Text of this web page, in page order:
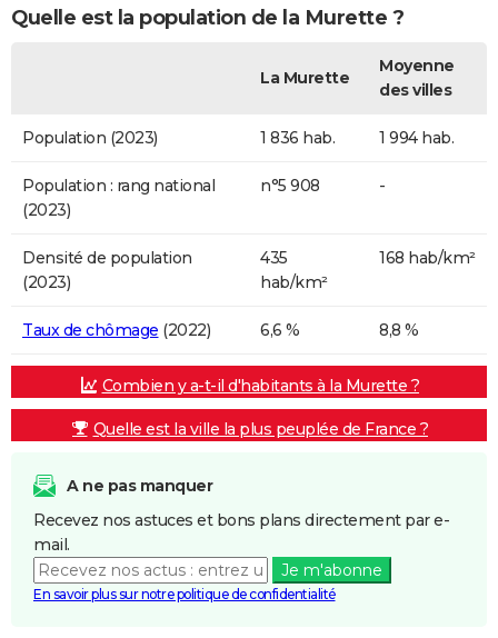
Quelle est la population de la Murette ?
La Murette
Moyenne
des villes
Population (2023) 1 836 hab. 1 994 hab.
Population : rang national
(2023)
n°5 908 -
Densité de population
(2023)
435
hab/km²
168 hab/km²
Taux de chômage (2022) 6,6 % 8,8 %
Combien y a-t-il d'habitants à la Murette ?
Quelle est la ville la plus peuplée de France ?
A ne pas manquer
Recevez nos astuces et bons plans directement par e-
mail.
Je m'abonne
En savoir plus sur notre politique de confidentialité